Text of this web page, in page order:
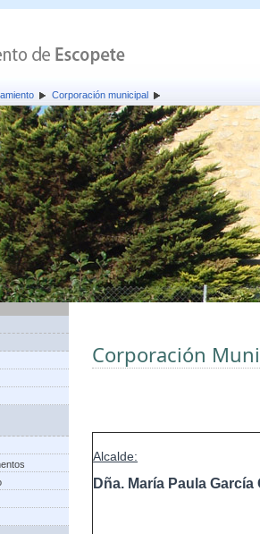
Corporación municipal
Corporación
Alcalde:
Dña. María Paula